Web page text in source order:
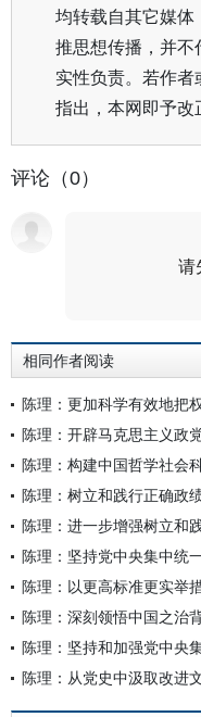
均转载自其它媒
推思想传播，并
实性负责。若作
指出，本网即予改
评论（0）
相同作者阅读
陈理：更加科学有效地把
陈理：构建中国哲学社会
陈理：树立和践行正确政
陈理：进一步增强树立和
陈理：深刻领悟中国之治
陈理：坚持和加强党中央
陈理：从党史中汲取改进